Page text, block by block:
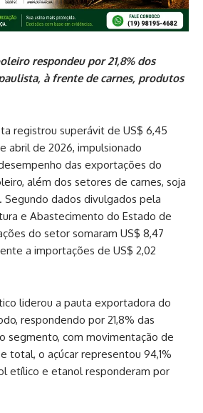
respondeu por 21,8% dos
à frente de carnes, produtos
registrou superávit de US$ 6,45
abril de 2026, impulsionado
das exportações do
além dos setores de carnes, soja
dados divulgados pela
e Abastecimento do Estado de
do setor somaram US$ 8,47
a importações de US$ 2,02
liderou a pauta exportadora do
respondendo por 21,8% das
segmento, com movimentação de
total, o açúcar representou 94,1%
etílico e etanol responderam por